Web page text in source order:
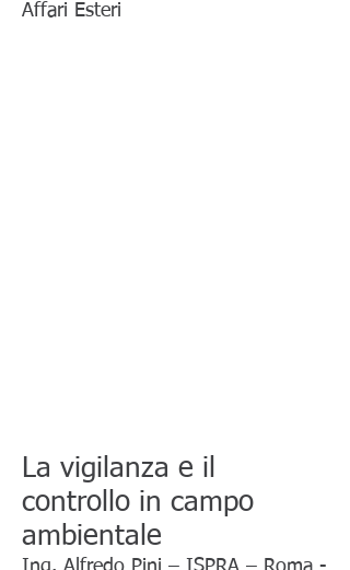
Affari Esteri
La vigilanza e il
controllo in campo
ambientale